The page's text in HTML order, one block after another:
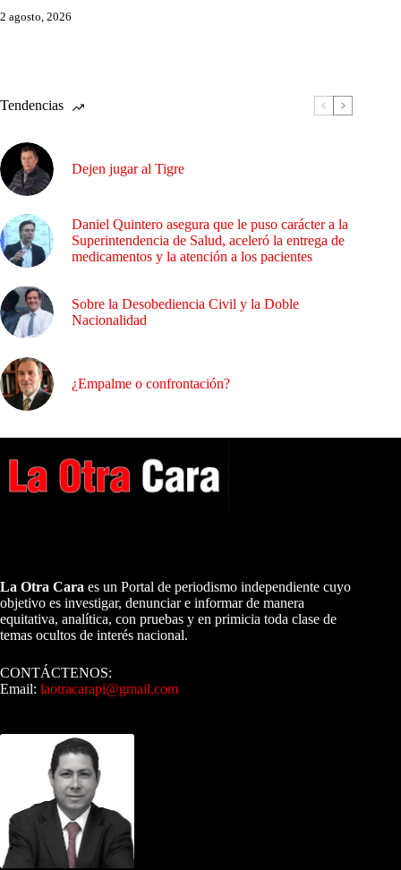
2 agosto, 2026
Tendencias
Dejen jugar al Tigre
Daniel Quintero asegura que le puso carácter a la
Superintendencia de Salud, aceleró la entrega de
medicamentos y la atención a los pacientes
Sobre la Desobediencia Civil y la Doble
Nacionalidad
¿Empalme o confrontación?
La Otra Cara es un Portal de periodismo independiente cuyo
objetivo es investigar, denunciar e informar de manera
equitativa, analítica, con pruebas y en primicia toda clase de
temas ocultos de interés nacional.
CONTÁCTENOS:
Email: laotracarapi@gmail.com